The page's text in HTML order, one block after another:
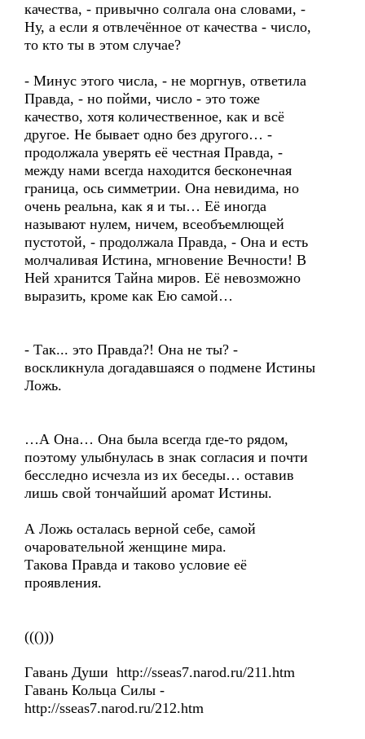
качества, - привычно солгала она словами, -
Ну, а если я отвлечённое от качества - число,
то кто ты в этом случае?
- Минус этого числа, - не моргнув, ответила
Правда, - но пойми, число - это тоже
качество, хотя количественное, как и всё
другое. Не бывает одно без другого… -
продолжала уверять её честная Правда, -
между нами всегда находится бесконечная
граница, ось симметрии. Она невидима, но
очень реальна, как я и ты… Её иногда
называют нулем, ничем, всеобъемлющей
пустотой, - продолжала Правда, - Она и есть
молчаливая Истина, мгновение Вечности! В
Ней хранится Тайна миров. Её невозможно
выразить, кроме как Ею самой…
- Так... это Правда?! Она не ты? -
воскликнула догадавшаяся о подмене Истины
Ложь.
…А Она… Она была всегда где-то рядом,
поэтому улыбнулась в знак согласия и почти
бесследно исчезла из их беседы… оставив
лишь свой тончайший аромат Истины.
А Ложь осталась верной себе, самой
очаровательной женщине мира.
Такова Правда и таково условие её
проявления.
((()))
Гавань Души http://sseas7.narod.ru/211.htm
Гавань Кольца Силы -
http://sseas7.narod.ru/212.htm